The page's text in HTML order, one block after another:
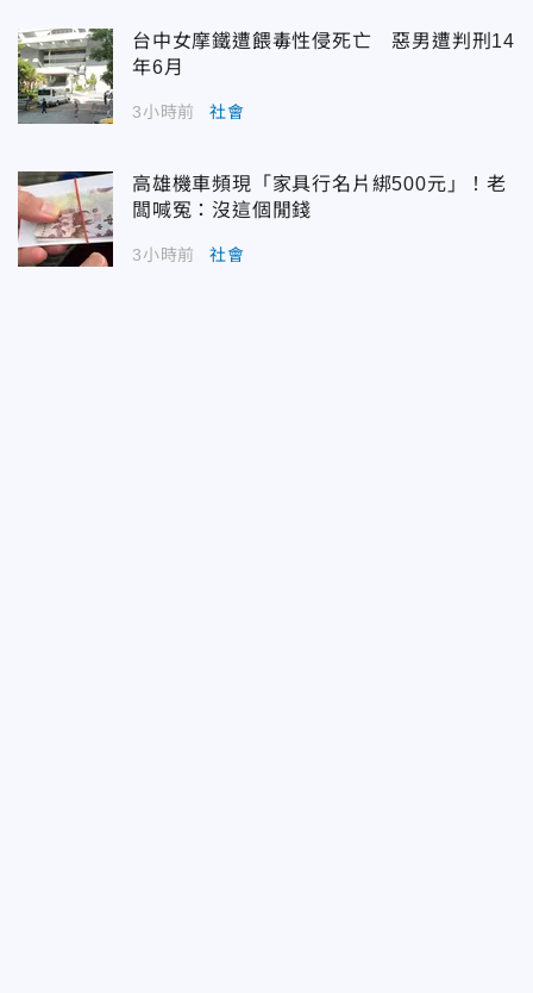
台中女摩鐵遭餵毒性侵死亡 惡男遭判刑14
年6月
3小時前 社會
高雄機車頻現「家具行名片綁500元」！老
闆喊冤：沒這個閒錢
3小時前 社會